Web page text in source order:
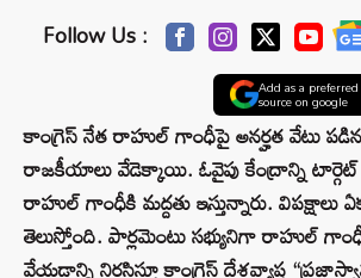
Follow Us :
Add as a preferred
source on google
కాంగ్రెస్ నేత రాహుల్ గాంధీపై అనర్హత వేటు
రాజకీయాలు వేడెక్కాయి. ఓవైపు కేంద్రాన్ని టార్గెట్
రాహుల్ గాంధీకి మద్దతు ఇస్తున్నారు. విపక్షాలు
తెలుస్తోంది. పార్లమెంటు సభ్యునిగా రాహుల్
వేయడాన్ని నిరసిస్తూ కాంగ్రెస్ దేశవ్యాప్త